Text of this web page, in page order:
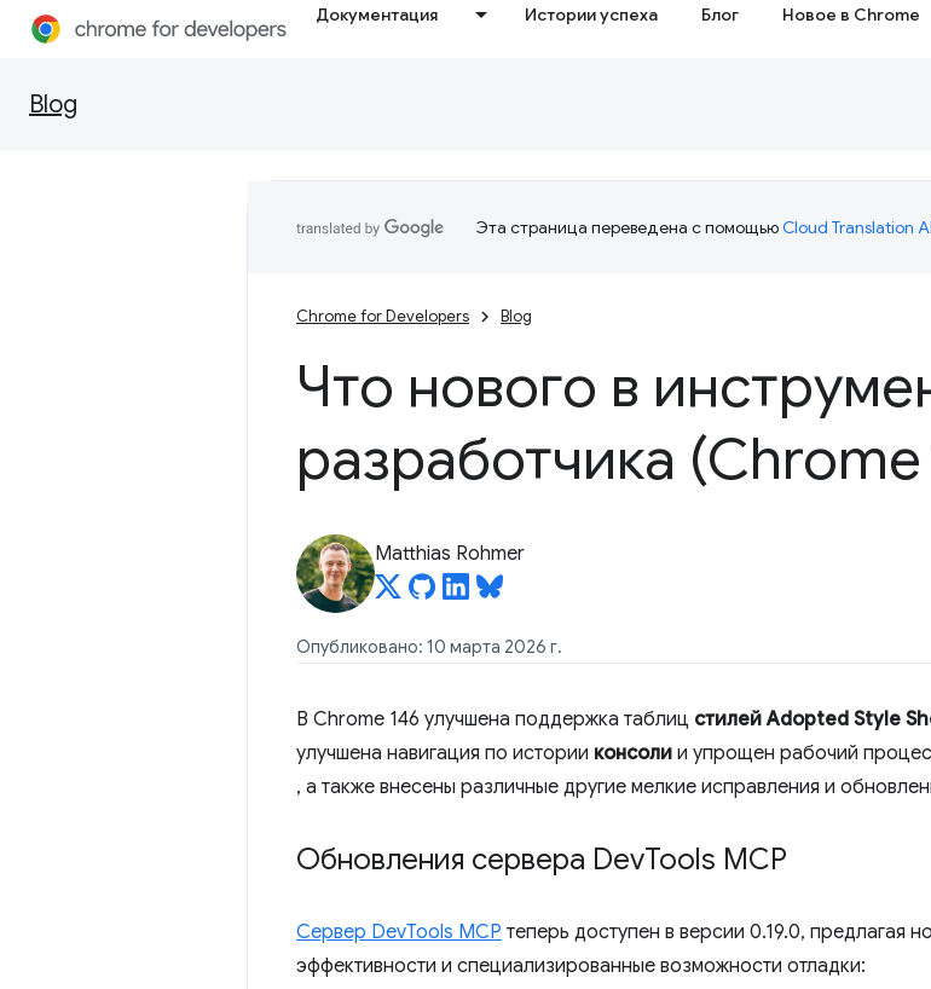
Документация Истории успеха Блог Новое в Chrome
Blog
Эта страница переведена с помощьюCloud Translation
Chrome for Developers Blog
Что нового в
разработчика (Chrome
Matthias Rohmer
Опубликовано: 10 марта 2026 г.
В Chrome 146 улучшена поддержка таблиц стилей Adopted Style
улучшена навигация по истории консоли и упрощен рабочий
, а также внесены различные другие мелкие исправления и
Обновления сервера DevTools MCP
Сервер DevTools MCP теперь доступен в версии 0.19.0, предлагая
эффективности и специализированные возможности отладки: